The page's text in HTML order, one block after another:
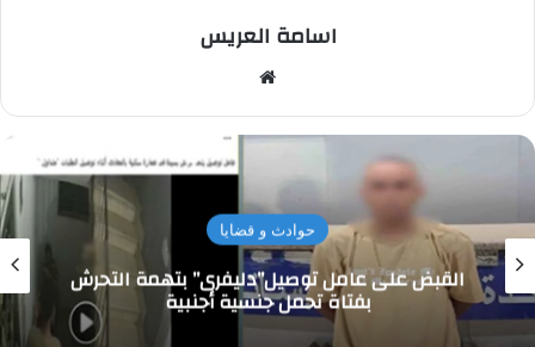
اسامة العريس
حوادث و قضايا
القبض على عامل توصيل”دليفرى” بتهمة التحرش
بفتاة تحمل جنسية أجنبية